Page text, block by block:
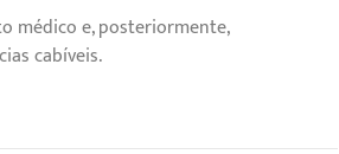
médico e, posteriormente,
cabíveis.